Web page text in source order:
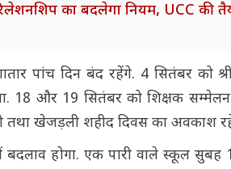
का बदलेगा नियम, UCC की
पांच दिन बंद रहेंगे. 4 सितंबर को
18 और 19 सितंबर को शिक्षक
तथा खेजड़ली शहीद दिवस का अवकाश
होगा. एक पारी वाले स्कूल